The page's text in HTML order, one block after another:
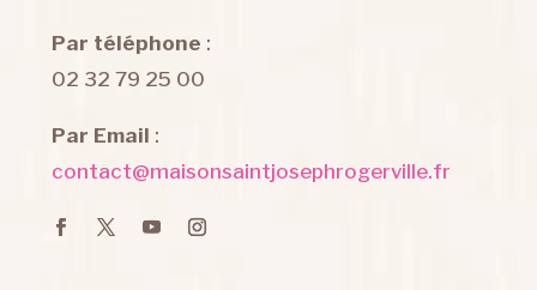
Par téléphone :
02 32 79 25 00
Par Email :
contact@maisonsaintjosephrogerville.fr